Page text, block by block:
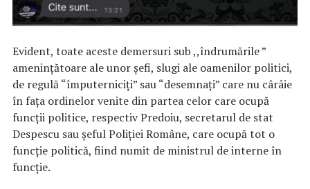
Evident, toate aceste demersuri sub ,,îndrumările ”
amenințătoare ale unor șefi, slugi ale oamenilor politici,
de regulă “împuterniciți” sau “desemnați” care nu cârâie
în fața ordinelor venite din partea celor care ocupă
funcții politice, respectiv Predoiu, secretarul de stat
Despescu sau șeful Poliției Române, care ocupă tot o
funcție politică, fiind numit de ministrul de interne în
funcție.